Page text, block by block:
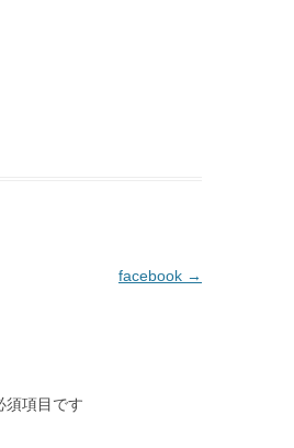
facebook →
須項目です